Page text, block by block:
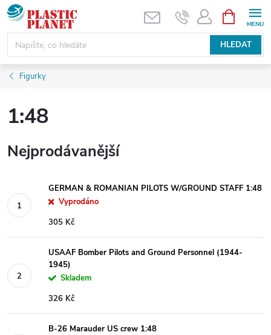
Přejít
na
obsah
HLEDAT
NÁKUPNÍ
KOŠÍK
Figurky
1:48
Nejprodávanější
GERMAN & ROMANIAN PILOTS W/GROUND STAFF 1:48
Vyprodáno
305 Kč
USAAF Bomber Pilots and Ground Personnel (1944-
1945)
Skladem
326 Kč
B-26 Marauder US crew 1:48